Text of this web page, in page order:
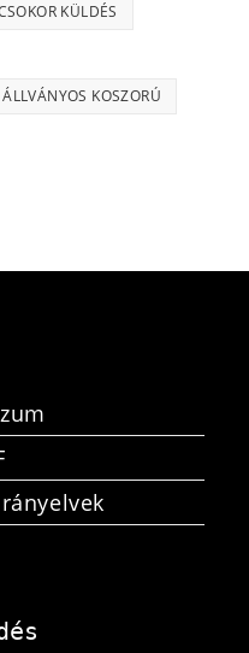
KÜLDÉS
ÁLLVÁNYOS KOSZORÚ